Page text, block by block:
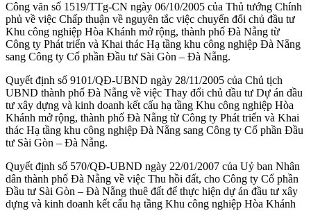
Công văn số 1519/TTg-CN ngày 06/10/2005 của Thủ tướng Chính
phủ về việc Chấp thuận về nguyên tắc việc chuyển đổi chủ đầu tư
Khu công nghiệp Hòa Khánh mở rộng, thành phố Đà Nẵng từ
Công ty Phát triển và Khai thác Hạ tầng khu công nghiệp Đà Nẵng
sang Công ty Cổ phần Đầu tư Sài Gòn – Đà Nẵng.
Quyết định số 9101/QĐ-UBND ngày 28/11/2005 của Chủ tịch
UBND thành phố Đà Nẵng về việc Thay đổi chủ đầu tư Dự án đầu
tư xây dựng và kinh doanh kết cấu hạ tầng Khu công nghiệp Hòa
Khánh mở rộng, thành phố Đà Nẵng từ Công ty Phát triển và Khai
thác Hạ tầng khu công nghiệp Đà Nẵng sang Công ty Cổ phần Đầu
tư Sài Gòn – Đà Nẵng.
Quyết định số 570/QĐ-UBND ngày 22/01/2007 của Uỷ ban Nhân
dân thành phố Đà Nẵng về việc Thu hồi đất, cho Công ty Cổ phần
Đầu tư Sài Gòn – Đà Nẵng thuê đất để thực hiện dự án đầu tư xây
dựng và kinh doanh kết cấu hạ tầng Khu công nghiệp Hòa Khánh